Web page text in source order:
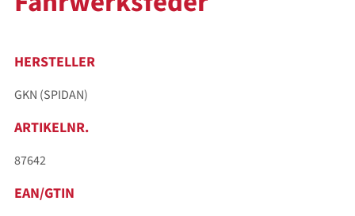
HERSTELLER
GKN (SPIDAN)
ARTIKELNR.
87642
EAN/GTIN